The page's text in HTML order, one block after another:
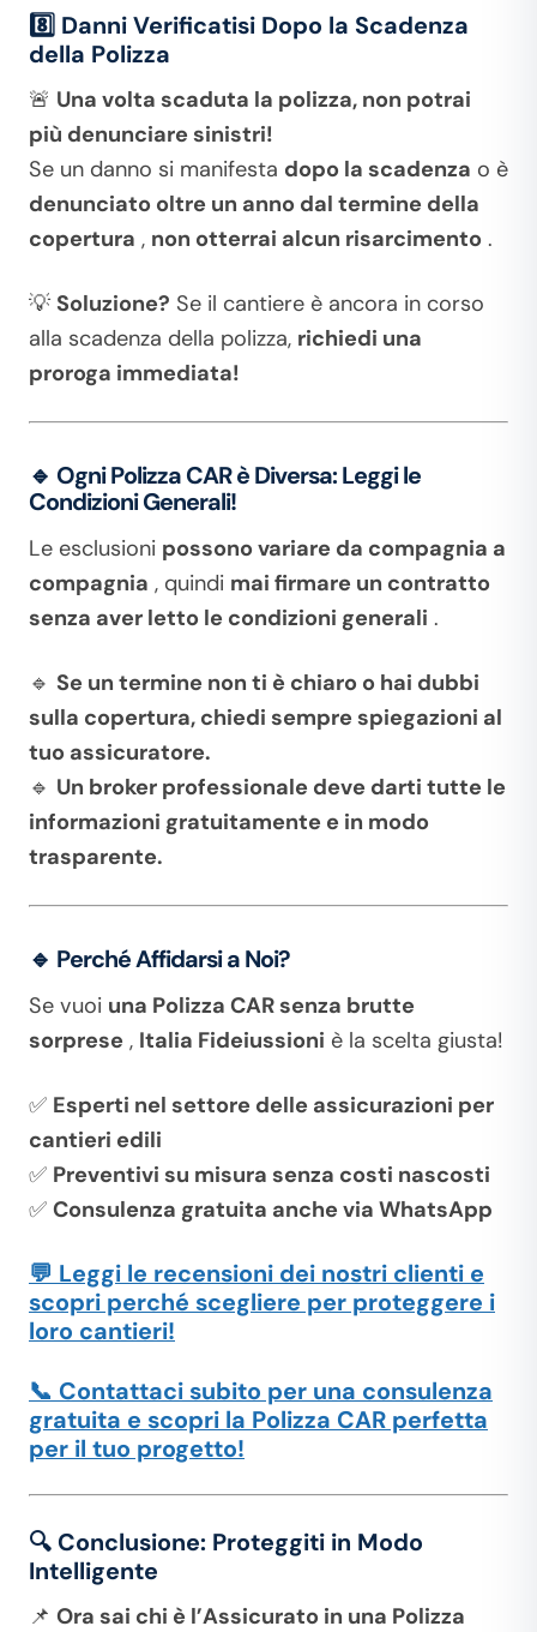
8️⃣ Danni Verificatisi Dopo la Scadenza
della Polizza
🚨 Una volta scaduta la polizza, non potrai
più denunciare sinistri!
Se un danno si manifesta dopo la scadenza o è
denunciato oltre un anno dal termine della
copertura , non otterrai alcun risarcimento .
💡 Soluzione? Se il cantiere è ancora in corso
alla scadenza della polizza, richiedi una
proroga immediata!
🔹 Ogni Polizza CAR è Diversa: Leggi le
Condizioni Generali!
Le esclusioni possono variare da compagnia a
compagnia , quindi mai firmare un contratto
senza aver letto le condizioni generali .
🔹 Se un termine non ti è chiaro o hai dubbi
sulla copertura, chiedi sempre spiegazioni al
tuo assicuratore.
🔹 Un broker professionale deve darti tutte le
informazioni gratuitamente e in modo
trasparente.
🔹 Perché Affidarsi a Noi?
Se vuoi una Polizza CAR senza brutte
sorprese , Italia Fideiussioni è la scelta giusta!
✅ Esperti nel settore delle assicurazioni per
cantieri edili
✅ Preventivi su misura senza costi nascosti
✅ Consulenza gratuita anche via WhatsApp
💬 Leggi le recensioni dei nostri clienti e
scopri perché scegliere per proteggere i
loro cantieri!
📞 Contattaci subito per una consulenza
gratuita e scopri la Polizza CAR perfetta
per il tuo progetto!
🔍 Conclusione: Proteggiti in Modo
Intelligente
📌 Ora sai chi è l’Assicurato in una Polizza